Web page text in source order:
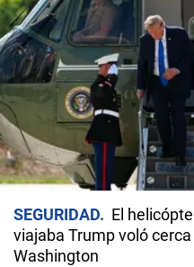
SEGURIDAD
El
viajaba Trump voló
Washington